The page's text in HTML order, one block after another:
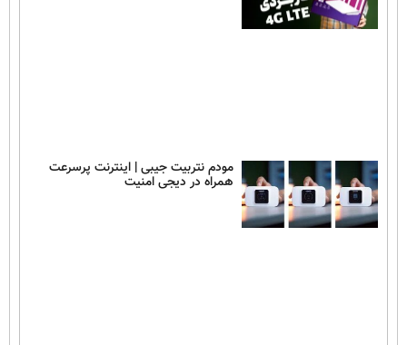
مودم نتربیت جیبی | اینترنت پرسرعت
همراه در دیجی امنیت